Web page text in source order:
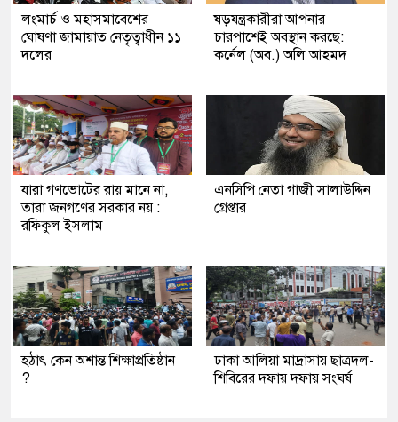
লংমার্চ ও মহাসমাবেশের
ঘোষণা জামায়াত নেতৃত্বাধীন ১১
দলের
ষড়যন্ত্রকারীরা আপনার
চারপাশেই অবস্থান করছে:
কর্নেল (অব.) অলি আহমদ
যারা গণভোটের রায় মানে না,
তারা জনগণের সরকার নয় :
রফিকুল ইসলাম
এনসিপি নেতা গাজী সালাউদ্দিন
গ্রেপ্তার
হঠাৎ কেন অশান্ত শিক্ষাপ্রতিষ্ঠান
?
ঢাকা আলিয়া মাদ্রাসায় ছাত্রদল-
শিবিরের দফায় দফায় সংঘর্ষ